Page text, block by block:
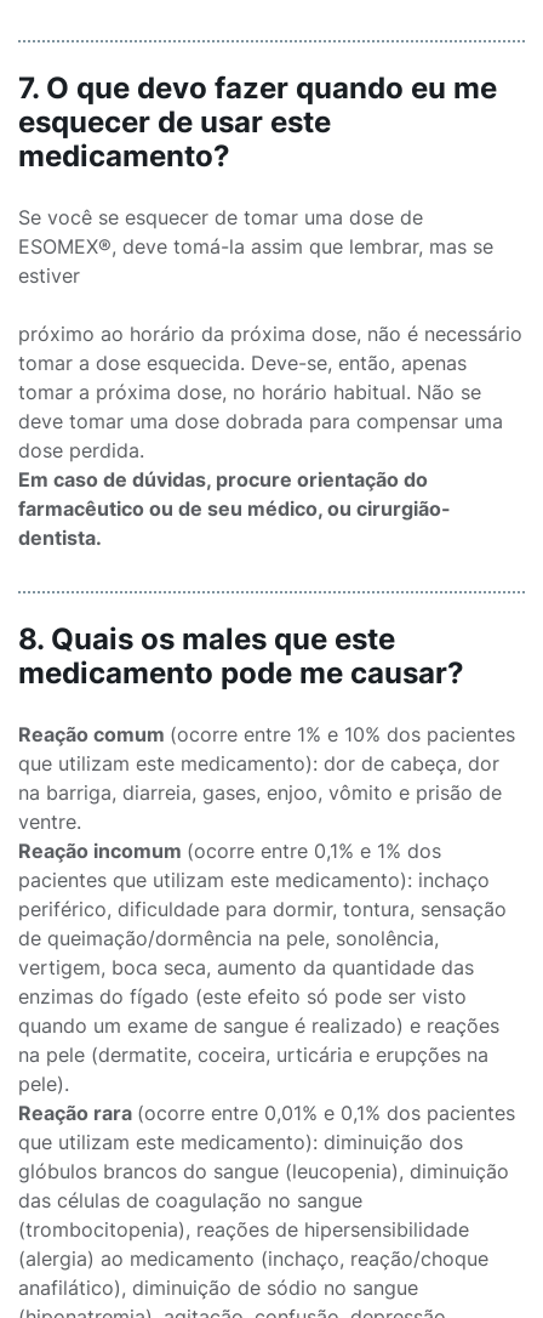
7. O que devo fazer quando eu me
esquecer de usar este
medicamento?
Se você se esquecer de tomar uma dose de
ESOMEX®, deve tomá-la assim que lembrar, mas se
estiver
próximo ao horário da próxima dose, não é necessário
tomar a dose esquecida. Deve-se, então, apenas
tomar a próxima dose, no horário habitual. Não se
deve tomar uma dose dobrada para compensar uma
dose perdida.
Em caso de dúvidas, procure orientação do
farmacêutico ou de seu médico, ou cirurgião-
dentista.
8. Quais os males que este
medicamento pode me causar?
Reação comum (ocorre entre 1% e 10% dos pacientes
que utilizam este medicamento): dor de cabeça, dor
na barriga, diarreia, gases, enjoo, vômito e prisão de
ventre.
Reação incomum (ocorre entre 0,1% e 1% dos
pacientes que utilizam este medicamento): inchaço
periférico, dificuldade para dormir, tontura, sensação
de queimação/dormência na pele, sonolência,
vertigem, boca seca, aumento da quantidade das
enzimas do fígado (este efeito só pode ser visto
quando um exame de sangue é realizado) e reações
na pele (dermatite, coceira, urticária e erupções na
pele).
Reação rara (ocorre entre 0,01% e 0,1% dos pacientes
que utilizam este medicamento): diminuição dos
glóbulos brancos do sangue (leucopenia), diminuição
das células de coagulação no sangue
(trombocitopenia), reações de hipersensibilidade
(alergia) ao medicamento (inchaço, reação/choque
anafilático), diminuição de sódio no sangue